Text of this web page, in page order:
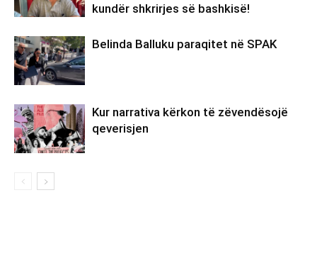
kundër shkrirjes së bashkisë!
Belinda Balluku paraqitet në SPAK
Kur narrativa kërkon të zëvendësojë
qeverisjen